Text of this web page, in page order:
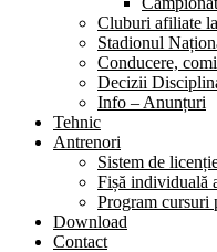
Cluburi afiliate
Stadionul
Conducere,
Decizii
Info – Anunțuri
Tehnic
Antrenori
Sistem de
Fișă individuală
Program cursuri
Download
Contact